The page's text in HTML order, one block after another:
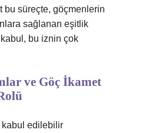
bu süreçte, göçmenlerin
sağlanan eşitlik
bu iznin çok
ve Göç İkamet
kabul edilebilir